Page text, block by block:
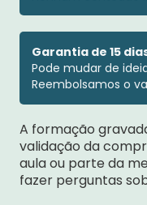
Garantia de 15
Pode mudar de
Reembolsamos o
A formação
validação da
aula ou parte da
fazer perguntas